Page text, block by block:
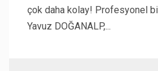
çok daha kolay! Profesyonel
Yavuz DOĞANALP,...